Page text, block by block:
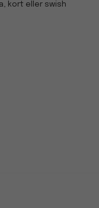
kort eller swish